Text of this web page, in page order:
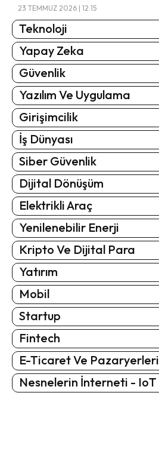
23 TEMMUZ 2026 | 12:15
Teknoloji
Yapay Zeka
Güvenlik
Yazılım Ve Uygulama
Girişimcilik
İş Dünyası
Siber Güvenlik
Dijital Dönüşüm
Elektrikli Araç
Yenilenebilir Enerji
Kripto Ve Dijital Para
Yatırım
Mobil
Startup
Fintech
E-Ticaret Ve Pazaryerleri
Nesnelerin İnterneti - IoT